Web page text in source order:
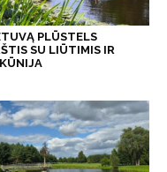
PLŪSTELS
SU LIŪTIMIS IR